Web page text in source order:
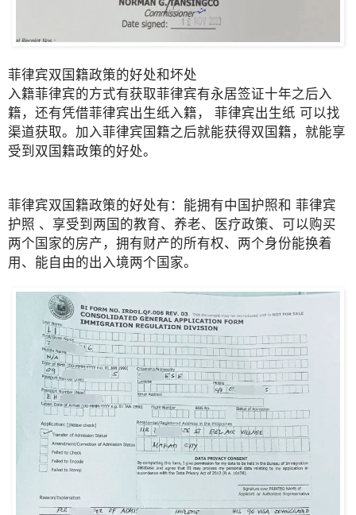
菲律宾双国籍政策的好处和坏处
入籍菲律宾的方式有获取菲律宾有永居签证十年之后入
籍，还有凭借菲律宾出生纸入籍， 菲律宾出生纸 可以找
渠道获取。加入菲律宾国籍之后就能获得双国籍，就能享
受到双国籍政策的好处。
菲律宾双国籍政策的好处有：能拥有中国护照和 菲律宾
护照 、享受到两国的教育、养老、医疗政策、可以购买
两个国家的房产，拥有财产的所有权、两个身份能换着
用、能自由的出入境两个国家。